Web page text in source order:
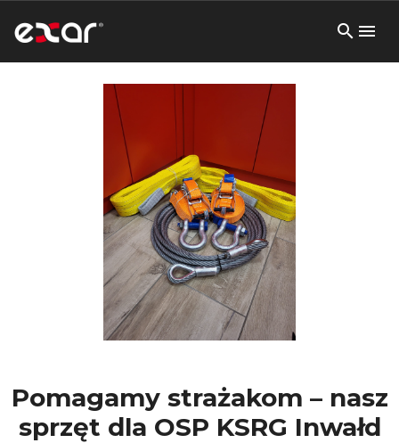
Pomagamy strażakom – nasz
sprzęt dla OSP KSRG Inwałd